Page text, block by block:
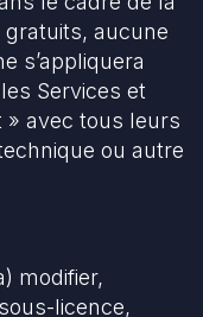
gratuits, aucune
s’appliquera
Services et
» avec tous leurs
ou autre
modifier,
licence,